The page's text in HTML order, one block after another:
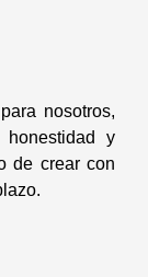
nosotros,
y
de crear con